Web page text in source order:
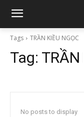
Tags TRẦN KIỀU NGỌC
Tag: TRẦN
No posts to display